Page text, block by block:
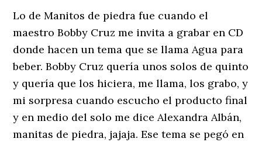
Lo de Manitos de piedra fue cuando el
maestro Bobby Cruz me invita a grabar en CD
donde hacen un tema que se llama Agua para
beber. Bobby Cruz quería unos solos de quinto
y quería que los hiciera, me llama, los grabo, y
mi sorpresa cuando escucho el producto final
y en medio del solo me dice Alexandra Albán,
manitas de piedra, jajaja. Ese tema se pegó en